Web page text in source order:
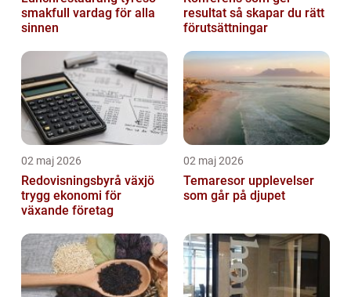
smakfull vardag för alla
sinnen
resultat så skapar du rätt
förutsättningar
02 maj 2026
Redovisningsbyrå växjö
trygg ekonomi för
växande företag
02 maj 2026
Temaresor upplevelser
som går på djupet